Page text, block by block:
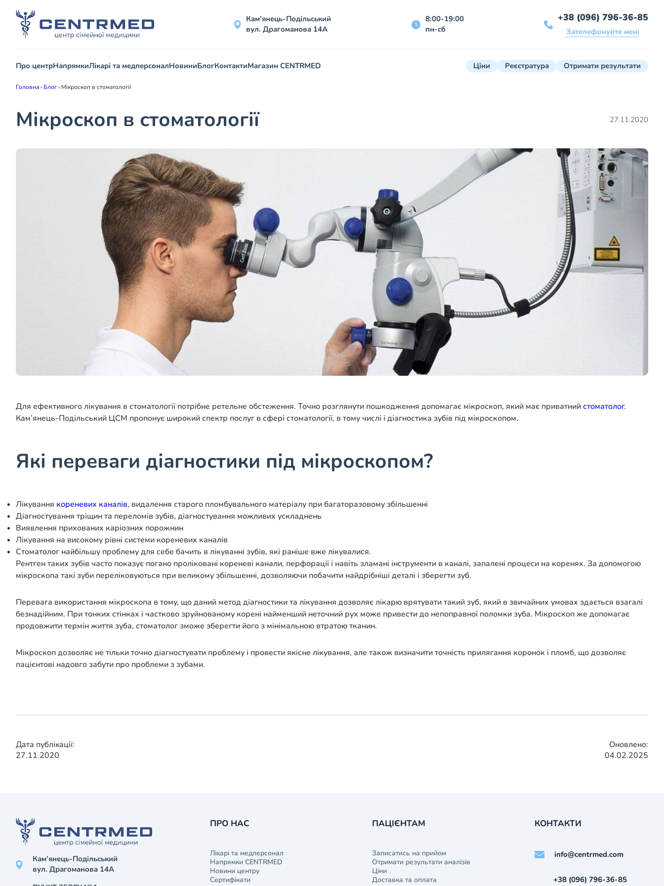
Кам’янець-Подільський
вул. Драгоманова 14А
8:00-19:00
пн-сб
+38 (096) 796-36-85
Зателефонуйте мені
Про центрНапрямкиЛікарі та медперсоналНовиниБлогКонтактиМагазин CENTRMED Ціни Реєстратура Отримати результати
Головна› Блог› Мікроскоп в стоматології
Мікроскоп в стоматології 27.11.2020
Для ефективного лікування в стоматології потрібне ретельне обстеження. Точно розглянути пошкодження допомагає мікроскоп, який має приватнийстоматолог.
Кам’янець-Подільський ЦСМ пропонує широкий спектр послуг в сфері стоматології, в тому числі і діагностика зубів під мікроскопом.
Які переваги діагностики під мікроскопом?
Лікування кореневих каналів, видалення старого пломбувального матеріалу при багаторазовому збільшенні
Діагностування тріщин та переломів зубів, діагностування можливих ускладнень
Виявлення прихованих каріозних порожнин
Лікування на високому рівні системи кореневих каналів
Стоматолог найбільшу проблему для себе бачить в лікуванні зубів, які раніше вже лікувалися.
Рентген таких зубів часто показує погано проліковані кореневі канали, перфорації і навіть зламані інструменти в каналі, запалені процеси на коренях. За допомогою
мікроскопа такі зуби переліковуються при великому збільшенні, дозволяючи побачити найдрібніші деталі і зберегти зуб.
Перевага використання мікроскопа в тому, що даний метод діагностики та лікування дозволяє лікарю врятувати такий зуб, який в звичайних умовах здається взагалі
безнадійним. При тонких стінках і частково зруйнованому корені найменший неточний рух може привести до непоправної поломки зуба. Мікроскоп же допомагає
продовжити термін життя зуба, стоматолог зможе зберегти його з мінімальною втратою тканин.
Мікроскоп дозволяє не тільки точно діагностувати проблему і провести якісне лікування, але також визначити точність прилягання коронок і пломб, що дозволяє
пацієнтові надовго забути про проблеми з зубами.
Дата публікації:
27.11.2020
Оновлено:
04.02.2025
Кам’янець-Подільський
вул. Драгоманова 14А
ПРО НАС
Лікарі та медперсонал
Напрямки CENTRMED
Новини центру
Сертифікати
ПАЦІЄНТАМ
Записатись на прийом
Отримати результати аналізів
Ціни
Доставка та оплата
КОНТАКТИ
info@centrmed.com
+38 (096) 796-36-85